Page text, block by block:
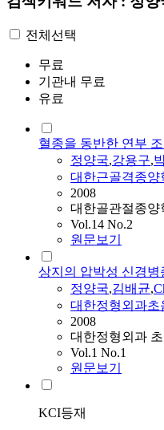
전체선택
무료
기관내 무료
유료
혈종을 동반한 연부
정양국,강용구,
대한근골격종양
2008
대한골관절종양
Vol.14 No.2
원문보기
상지의 압박성 신경
정양국,김배균,
대한정형외과초
2008
대한정형외과 초
Vol.1 No.1
원문보기
KCI등재